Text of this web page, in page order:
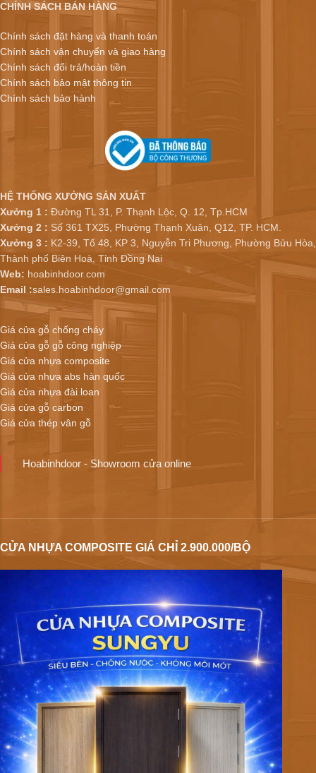
CHÍNH SÁCH BÁN HÀNG
Chính sách đặt hàng và thanh toán
Chính sách vận chuyển và giao hàng
Chính sách đổi trả/hoàn tiền
Chính sách bảo mật thông tin
Chính sách bảo hành
HỆ THỐNG XƯỞNG SẢN XUẤT
Xưởng 1 : Đường TL 31, P. Thạnh Lộc, Q. 12, Tp.HCM
Xưởng 2 : Số 361 TX25, Phường Thạnh Xuân, Q12, TP. HCM.
Xưởng 3 : K2-39, Tổ 48, KP 3, Nguyễn Tri Phương, Phường Bửu Hòa,
Thành phố Biên Hoà, Tỉnh Đồng Nai
Web: hoabinhdoor.com
Email :sales.hoabinhdoor@gmail.com
Giá cửa gỗ chống cháy
Giá cửa gỗ gỗ công nghiệp
Giá cửa nhựa composite
Giá cửa nhựa abs hàn quốc
Giá cửa nhựa đài loan
Giá cửa gỗ carbon
Giá cửa thép vân gỗ
Hoabinhdoor - Showroom cửa online
CỬA NHỰA COMPOSITE GIÁ CHỈ 2.900.000/BỘ